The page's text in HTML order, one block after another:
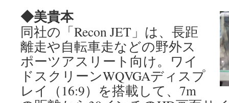
◆美貴本
同社の「Recon JET」は、長距
離走や自転車走などの野外ス
ポーツアスリート向け。ワイ
ドスクリーンWQVGAディスプ
レイ（16:9）を搭載して、7m